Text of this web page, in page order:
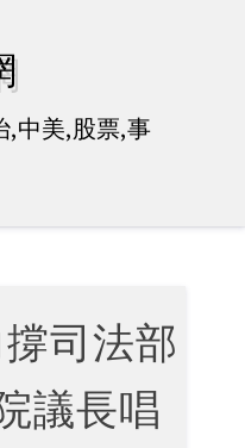
,中美,股票,事
司法部
議長唱